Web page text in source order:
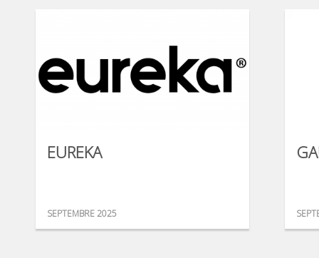
EUREKA
SEPTEMBRE 2025